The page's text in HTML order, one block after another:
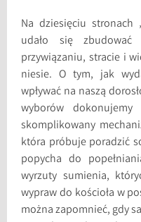
Na dziesięciu stronach
udało się zbudować
przywiązaniu, stracie i
niesie. O tym, jak
wpływać na naszą
wyborów dokonujemy
skomplikowany
która próbuje poradzić
popycha do
wyrzuty sumienia,
wypraw do kościoła w
można zapomnieć, gdy